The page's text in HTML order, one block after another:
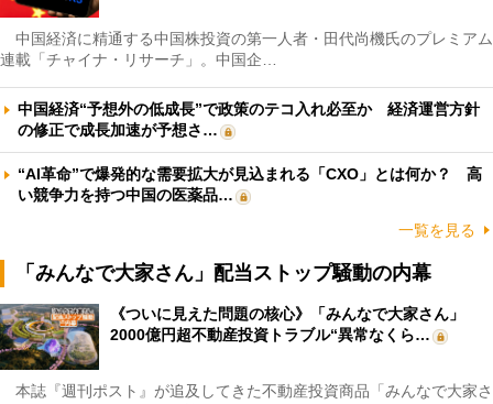
中国経済に精通する中国株投資の第一人者・田代尚機氏のプレミアム
連載「チャイナ・リサーチ」。中国企…
中国経済“予想外の低成長”で政策のテコ入れ必至か 経済運営方針
の修正で成長加速が予想さ…
“AI革命”で爆発的な需要拡大が見込まれる「CXO」とは何か？ 高
い競争力を持つ中国の医薬品…
一覧を見る
「みんなで大家さん」配当ストップ騒動の内幕
《ついに見えた問題の核心》「みんなで大家さん」
2000億円超不動産投資トラブル“異常なくら…
本誌『週刊ポスト』が追及してきた不動産投資商品「みんなで大家さ